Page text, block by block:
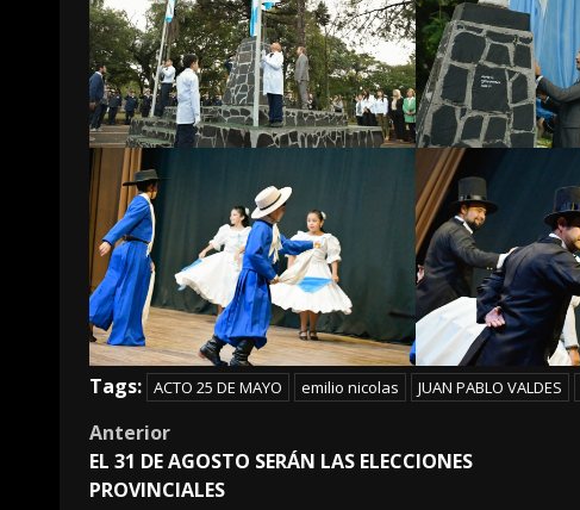
Tags: ACTO 25 DE MAYO emilio nicolas JUAN PABLO VALDES
Post
navigation
Anterior
EL 31 DE AGOSTO SERÁN LAS ELECCIONES
PROVINCIALES